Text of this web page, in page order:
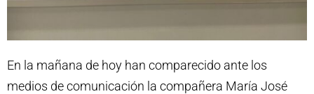
En la mañana de hoy han comparecido ante los
medios de comunicación la compañera María José